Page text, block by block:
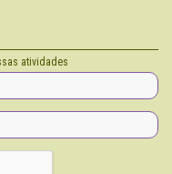
atividades